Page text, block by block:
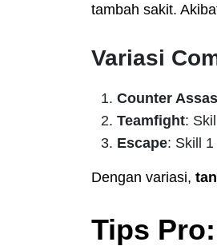
tambah sakit.
Variasi
Counter
Teamfight:
Escape: Skill
Dengan variasi,
Tips